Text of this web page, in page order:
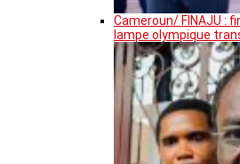
Cameroun/ FINAJU :
lampe olympique